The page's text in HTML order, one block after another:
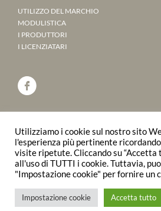
Utilizziamo i cookie sul nostro sito
l'esperienza più pertinente
visite ripetute. Cliccando su “Accetta
all'uso di TUTTI i cookie. Tuttavia,
"Impostazione cookie" per fornire un
Impostazione cookie Accetta tutto
UTILIZZO DEL MARCHIO
MODULISTICA
I PRODUTTORI
I LICENZIATARI
SFOGLIALO ONLINE
© 2015 Consorzio Produttori Marmo
Classico | P.IVA/C.F.02910590179
Privacy Policy Mappa del sito